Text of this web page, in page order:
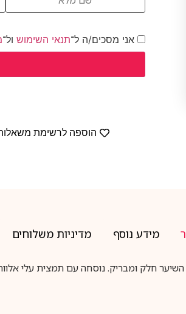
אני מסכים/ה ל־תנאי השימוש ול־
הוספה לרשימת
מידע נוסף מדיניות משלוחים
חלק ומבריק.נוסחה עם תמצית עלי